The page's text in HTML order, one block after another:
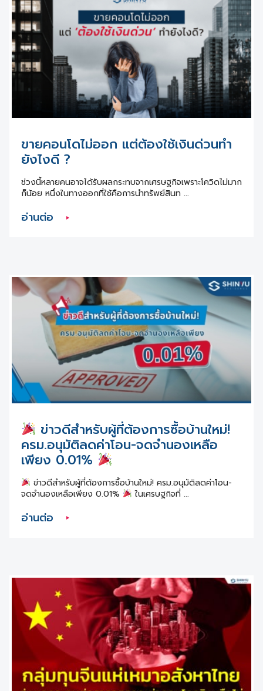
ขายคอนโดไม่ออก แต่ต้องใช้เงินด่วนทำ
ยังไงดี ?
ช่วงนี้หลายคนอาจได้รับผลกระทบจากเศรษฐกิจเพราะโควิดไม่มาก
ก็น้อย หนึ่งในทางออกที่ใช้คือการนำทรัพย์สินท ...
อ่านต่อ
ข่าวดีสำหรับผู้ที่ต้องการซื้อบ้านใหม่!
ครม.อนุมัติลดค่าโอน-จดจำนองเหลือ
เพียง 0.01%
ข่าวดีสำหรับผู้ที่ต้องการซื้อบ้านใหม่! ครม.อนุมัติลดค่าโอน-
จดจำนองเหลือเพียง 0.01%
ในเศรษฐกิจที่ ...
อ่านต่อ